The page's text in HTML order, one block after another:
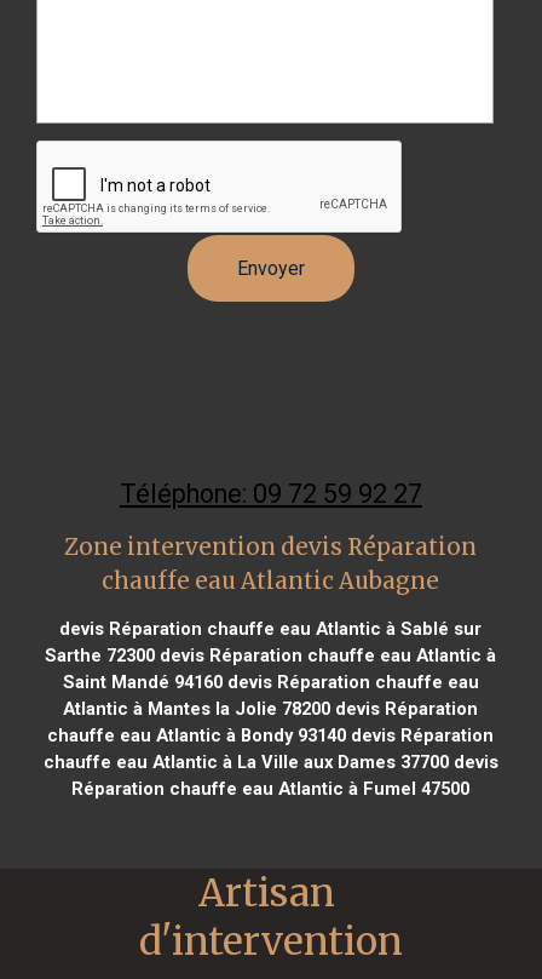
Téléphone: 09 72 59 92 27
Zone intervention devis Réparation
chauffe eau Atlantic Aubagne
devis Réparation chauffe eau Atlantic à Sablé sur
Sarthe 72300 devis Réparation chauffe eau Atlantic à
Saint Mandé 94160devis Réparation chauffe eau
Atlantic à Mantes la Jolie 78200 devis Réparation
chauffe eau Atlantic à Bondy 93140 devis Réparation
chauffe eau Atlantic à La Ville aux Dames 37700devis
Réparation chauffe eau Atlantic à Fumel 47500
Artisan
d'intervention